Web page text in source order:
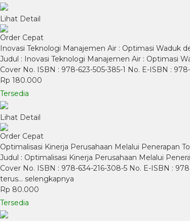
Lihat Detail
Order Cepat
Inovasi Teknologi Manajemen Air : Optimasi Waduk
Judul : Inovasi Teknologi Manajemen Air : Optimasi
Cover No. ISBN : 978-623-505-385-1 No. E-ISBN :
Rp 180.000
Tersedia
Lihat Detail
Order Cepat
Optimalisasi Kinerja Perusahaan Melalui Penerapan
Judul : Optimalisasi Kinerja Perusahaan Melalui
Cover No. ISBN : 978-634-216-308-5 No. E-ISBN :
terus… selengkapnya
Rp 80.000
Tersedia